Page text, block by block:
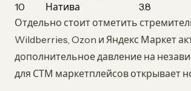
10
Натива 3.8
Отдельно стоит отметить
Wildberries, Ozon и Яндекс Маркет
дополнительное давление на
для СТМ маркетплейсов открывает